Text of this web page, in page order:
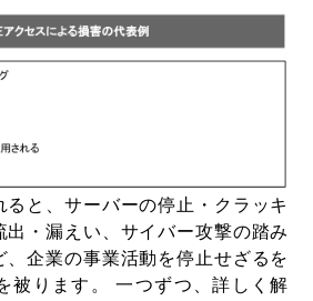
ると、サーバーの停止・クラッキ
出・漏えい、サイバー攻撃の踏み
、企業の事業活動を停止せざるを
被ります。 一つずつ、詳しく解